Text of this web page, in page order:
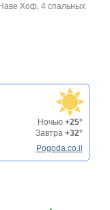
Хоф, 4 спальных
Ночью +25°
Завтра +32°
Pogoda.co.il